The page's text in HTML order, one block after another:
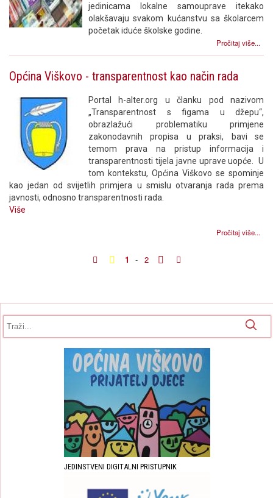
jedinicama lokalne samouprave itekako
olakšavaju svakom kućanstvu sa školarcem
početak iduće školske godine.
Pročitaj više...
Općina Viškovo - transparentnost kao način rada
Portal h-alter.org u članku pod nazivom
„Transparentnost s figama u džepu“,
obrazlažući problematiku primjene
zakonodavnih propisa u praksi, bavi se
temom prava na pristup informacija i
transparentnosti tijela javne uprave uopće. U
tom kontekstu, Općina Viškovo se spominje
kao jedan od svijetlih primjera u smislu otvaranja rada prema
javnosti, odnosno transparentnosti rada.
Više
Pročitaj više...
1 - 2
Obrazac pretrage
JEDINSTVENI DIGITALNI PRISTUPNIK